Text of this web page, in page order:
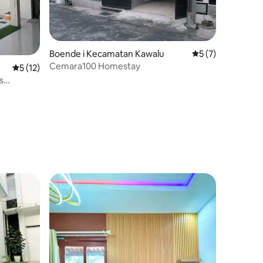
5 av 5 i genomsnittligt betyg, 12 omdömen
5 (12)
Boende i Kecamatan Kawalu 5 av 5 i
5 (7)
Cemara100 Homestay